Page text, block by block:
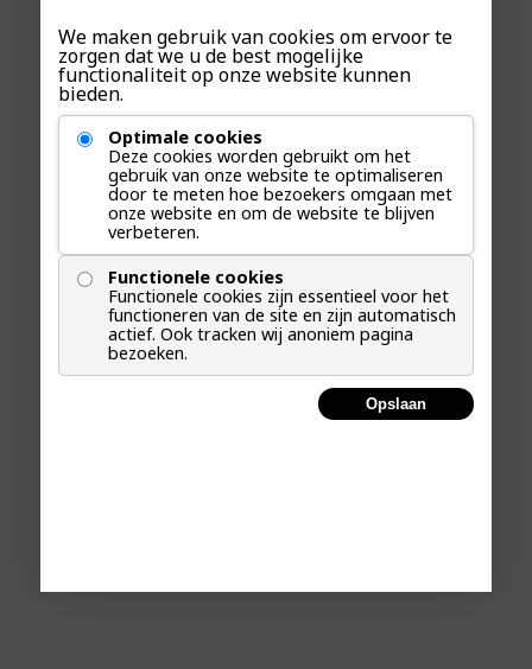
LEES MEER
recreactie
LEES MEER
We maken gebruik van cookies om ervoor te
zorgen dat we u de best mogelijke
functionaliteit op onze website kunnen
bieden.
Optimale cookies
Deze cookies worden gebruikt om het
gebruik van onze website te optimaliseren
door te meten hoe bezoekers omgaan met
onze website en om de website te blijven
verbeteren.
Functionele cookies
Functionele cookies zijn essentieel voor het
functioneren van de site en zijn automatisch
actief. Ook tracken wij anoniem pagina
bezoeken.
Opslaan